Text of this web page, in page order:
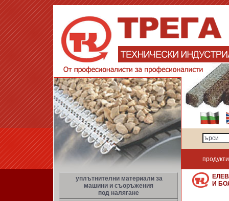
продукти
уплътнителни материали за
машини и съоръжения
под налягане
И